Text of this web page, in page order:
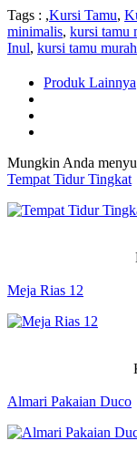
Tags : ,Kursi Tamu,
minimalis, kursi tamu
Inul, kursi tamu murah
Produk Lainnya
Mungkin Anda
Tempat Tidur Tingkat
Meja Rias 12
Almari Pakaian Duco